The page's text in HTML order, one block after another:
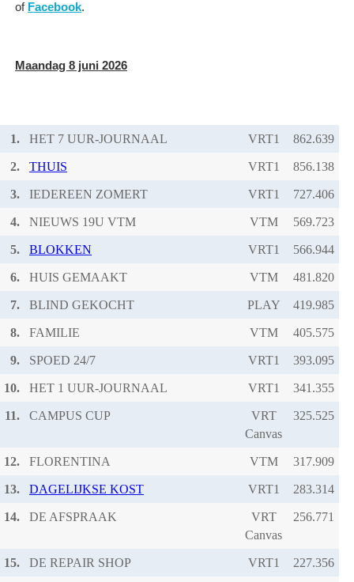
of Facebook.
Maandag 8 juni 2026
1. HET 7 UUR-JOURNAAL VRT1
2. THUIS VRT1
3. IEDEREEN ZOMERT VRT1
4. NIEUWS 19U VTM VTM
5. BLOKKEN VRT1
6. HUIS GEMAAKT VTM
7. BLIND GEKOCHT PLAY
8. FAMILIE VTM
9. SPOED 24/7 VRT1
10. HET 1 UUR-JOURNAAL VRT1
11. CAMPUS CUP
VRT
Canvas
12. FLORENTINA VTM
13. DAGELIJKSE KOST VRT1
14. DE AFSPRAAK
VRT
Canvas
15. DE REPAIR SHOP VRT1